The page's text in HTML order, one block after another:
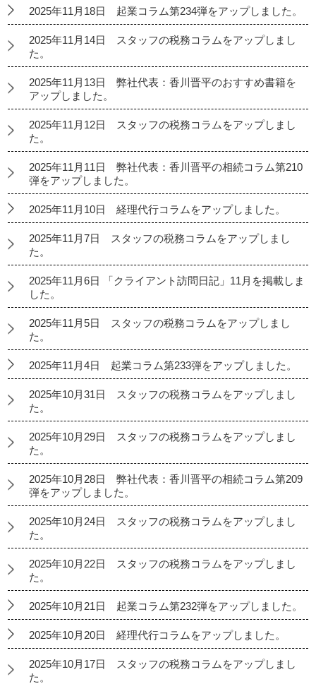
2025年11月18日 起業コラム第234弾をアップしました。
2025年11月14日 スタッフの税務コラムをアップしまし
た。
2025年11月13日 弊社代表：香川晋平のおすすめ書籍を
アップしました。
2025年11月12日 スタッフの税務コラムをアップしまし
た。
2025年11月11日 弊社代表：香川晋平の相続コラム第210
弾をアップしました。
2025年11月10日 経理代行コラムをアップしました。
2025年11月7日 スタッフの税務コラムをアップしまし
た。
2025年11月6日 「クライアント訪問日記」11月を掲載しま
した。
2025年11月5日 スタッフの税務コラムをアップしまし
た。
2025年11月4日 起業コラム第233弾をアップしました。
2025年10月31日 スタッフの税務コラムをアップしまし
た。
2025年10月29日 スタッフの税務コラムをアップしまし
た。
2025年10月28日 弊社代表：香川晋平の相続コラム第209
弾をアップしました。
2025年10月24日 スタッフの税務コラムをアップしまし
た。
2025年10月22日 スタッフの税務コラムをアップしまし
た。
2025年10月21日 起業コラム第232弾をアップしました。
2025年10月20日 経理代行コラムをアップしました。
2025年10月17日 スタッフの税務コラムをアップしまし
た。